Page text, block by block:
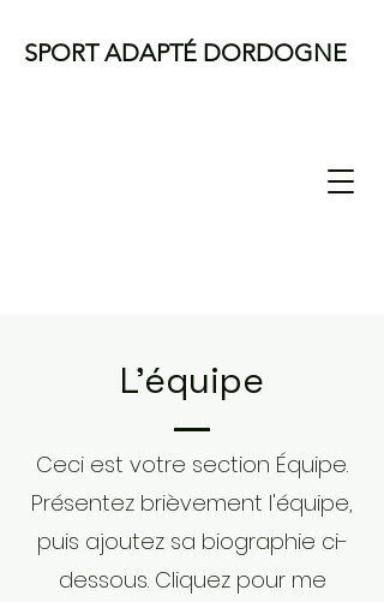
SPORT ADAPTÉ DORDOGNE
L'équipe
Ceci est votre section Équipe.
Présentez brièvement l'équipe,
puis ajoutez sa biographie ci-
dessous. Cliquez pour me